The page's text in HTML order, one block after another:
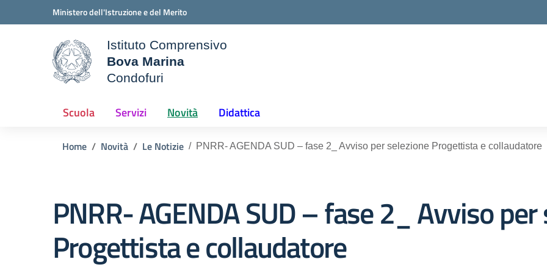
Vai ai contenuti
Vai al menu di navigazioneMinistero dell'Istruzione e del Merito
della scuola
Istituto Comprensivo
Bova Marina
Condofuri
Scuola Servizi Novità Didattica
Home Novità Le Notizie PNRR- AGENDA SUD – fase 2_ Avviso per selezione Progettista e collaudatore
PNRR- AGENDA SUD – fase 2_ Avviso
Progettista e collaudatore